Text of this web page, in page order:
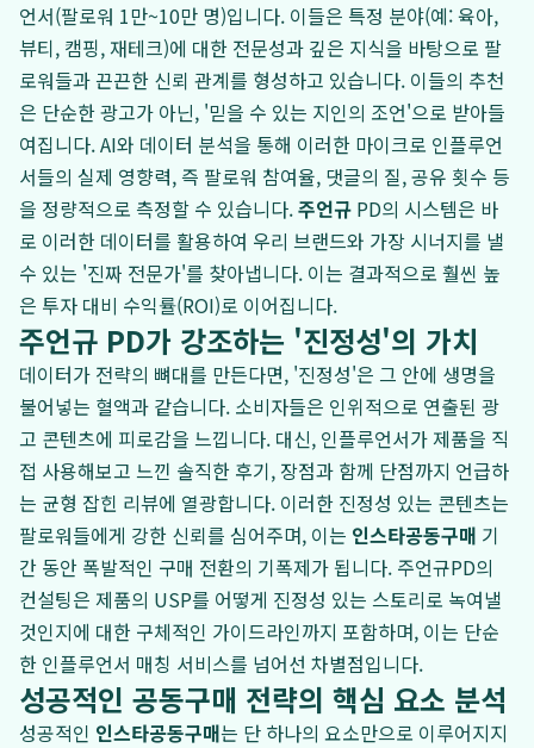
언서(팔로워 1만~10만 명)입니다. 이들은 특정 분야(예: 육아,
뷰티, 캠핑, 재테크)에 대한 전문성과 깊은 지식을 바탕으로 팔
로워들과 끈끈한 신뢰 관계를 형성하고 있습니다. 이들의 추천
은 단순한 광고가 아닌, '믿을 수 있는 지인의 조언'으로 받아들
여집니다. AI와 데이터 분석을 통해 이러한 마이크로 인플루언
서들의 실제 영향력, 즉 팔로워 참여율, 댓글의 질, 공유 횟수 등
을 정량적으로 측정할 수 있습니다.주언규 PD의 시스템은 바
로 이러한 데이터를 활용하여 우리 브랜드와 가장 시너지를 낼
수 있는 '진짜 전문가'를 찾아냅니다. 이는 결과적으로 훨씬 높
은 투자 대비 수익률(ROI)로 이어집니다.
주언규 PD가 강조하는 '진정성'의 가치
데이터가 전략의 뼈대를 만든다면, '진정성'은 그 안에 생명을
불어넣는 혈액과 같습니다. 소비자들은 인위적으로 연출된 광
고 콘텐츠에 피로감을 느낍니다. 대신, 인플루언서가 제품을 직
접 사용해보고 느낀 솔직한 후기, 장점과 함께 단점까지 언급하
는 균형 잡힌 리뷰에 열광합니다. 이러한 진정성 있는 콘텐츠는
팔로워들에게 강한 신뢰를 심어주며, 이는 인스타공동구매 기
간 동안 폭발적인 구매 전환의 기폭제가 됩니다. 주언규PD의
컨설팅은 제품의 USP를 어떻게 진정성 있는 스토리로 녹여낼
것인지에 대한 구체적인 가이드라인까지 포함하며, 이는 단순
한 인플루언서 매칭 서비스를 넘어선 차별점입니다.
성공적인 공동구매 전략의 핵심 요소 분석
성공적인 인스타공동구매는 단 하나의 요소만으로 이루어지지